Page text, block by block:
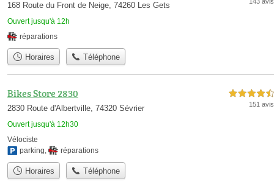
168 Route du Front de Neige, 74260 Les Gets
Ouvert jusqu'à 12h
réparations
Horaires Téléphone
Bikes Store 2830
2830 Route d'Albertville, 74320 Sévrier
Ouvert jusqu'à 12h30
4,5 étoiles sur 5
151 avis
Vélociste
parking, réparations
Horaires Téléphone